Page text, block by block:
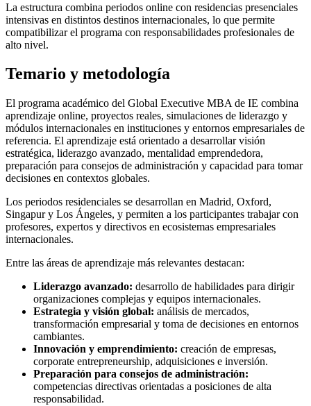
La estructura combina periodos online con residencias presenciales
intensivas en distintos destinos internacionales, lo que permite
compatibilizar el programa con responsabilidades profesionales de
alto nivel.
Temario y metodología
El programa académico del Global Executive MBA de IE combina
aprendizaje online, proyectos reales, simulaciones de liderazgo y
módulos internacionales en instituciones y entornos empresariales de
referencia. El aprendizaje está orientado a desarrollar visión
estratégica, liderazgo avanzado, mentalidad emprendedora,
preparación para consejos de administración y capacidad para tomar
decisiones en contextos globales.
Los periodos residenciales se desarrollan en Madrid, Oxford,
Singapur y Los Ángeles, y permiten a los participantes trabajar con
profesores, expertos y directivos en ecosistemas empresariales
internacionales.
Entre las áreas de aprendizaje más relevantes destacan:
Liderazgo avanzado: desarrollo de habilidades para dirigir
organizaciones complejas y equipos internacionales.
Estrategia y visión global: análisis de mercados,
transformación empresarial y toma de decisiones en entornos
cambiantes.
Innovación y emprendimiento: creación de empresas,
corporate entrepreneurship, adquisiciones e inversión.
Preparación para consejos de administración:
competencias directivas orientadas a posiciones de alta
responsabilidad.